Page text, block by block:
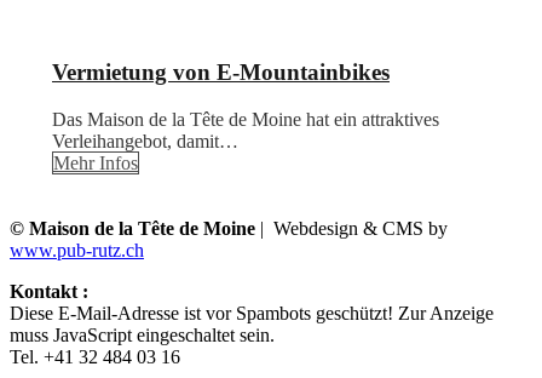
Vermietung von E-Mountainbikes
Das Maison de la Tête de Moine hat ein attraktives
Verleihangebot, damit…
Mehr Infos
© Maison de la Tête de Moine | Webdesign & CMS by
www.pub-rutz.ch
Kontakt :
Diese E-Mail-Adresse ist vor Spambots geschützt! Zur Anzeige
muss JavaScript eingeschaltet sein.
Tel. +41 32 484 03 16